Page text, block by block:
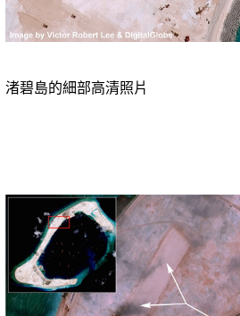
渚碧島的細部高清照片